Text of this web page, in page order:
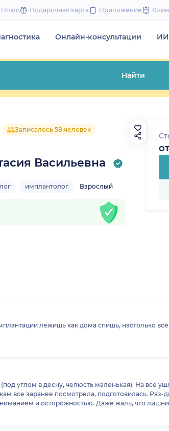
to
Плюс Подарочная карта Приложение
Онлайн-консультации
Найти
Записалось 58 человек
Васильевна
имплантолог Взрослый
лежишь как дома спишь, настолько
углом в десну, челюсть маленькая). На все
все заранее посмотрела, подготовилась. Раз-
и осторожностью. Даже жаль, что